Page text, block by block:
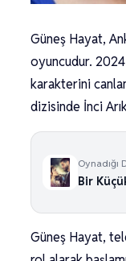
Güneş Hayat,
oyuncudur. 2024
karakterini
dizisinde İnci
Oynadığı
Bir
Güneş Hayat,